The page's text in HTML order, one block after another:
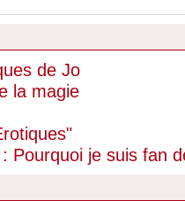
de Jo
la magie
Pourquoi je suis fan